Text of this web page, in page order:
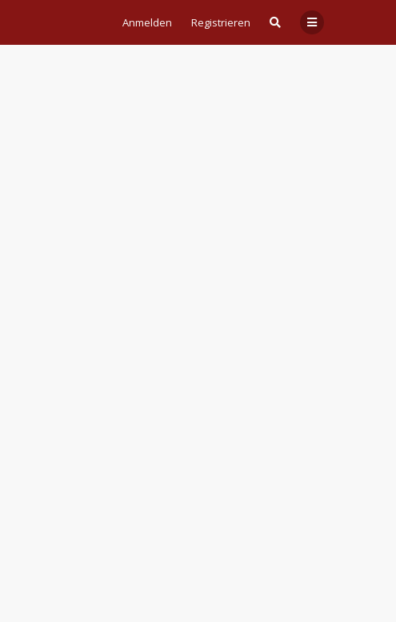
Anmelden Registrieren